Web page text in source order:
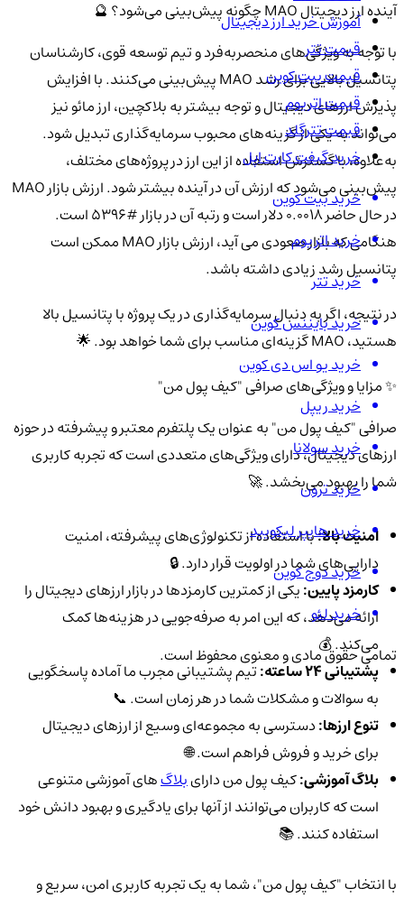
آینده ارز دیجیتال MAO چگونه پیش‌بینی می‌شود؟ 🔮
با توجه به ویژگی‌های منحصربه‌فرد و تیم توسعه قوی، کارشناسان
پتانسیل بالایی برای رشد MAO پیش‌بینی می‌کنند. با افزایش
پذیرش ارزهای دیجیتال و توجه بیشتر به بلاکچین، ارز مائو نیز
می‌تواند به یکی از گزینه‌های محبوب سرمایه‌گذاری تبدیل شود.
به‌علاوه، با گسترش استفاده از این ارز در پروژه‌های مختلف،
پیش‌بینی می‌شود که ارزش آن در آینده بیشتر شود. ارزش بازار MAO
در حال حاضر 0.0018 دلار است و رتبه آن در بازار #5396 است.
هنگامی که بازار صعودی می آید، ارزش بازار MAO ممکن است
پتانسیل رشد زیادی داشته باشد.
در نتیجه، اگر به دنبال سرمایه‌گذاری در یک پروژه با پتانسیل بالا
هستید، MAO گزینه‌ای مناسب برای شما خواهد بود. 🌟
✨ مزایا و ویژگی‌های صرافی "کیف پول من"
صرافی "کیف پول من" به عنوان یک پلتفرم معتبر و پیشرفته در حوزه
ارزهای دیجیتال، دارای ویژگی‌های متعددی است که تجربه کاربری
شما را بهبود می‌بخشد. 🚀
امنیت بالا:با استفاده از تکنولوژی‌های پیشرفته، امنیت
دارایی‌های شما در اولویت قرار دارد. 🔒
کارمزد پایین:یکی از کمترین کارمزدها در بازار ارزهای دیجیتال را
ارائه می‌دهد، که این امر به صرفه‌جویی در هزینه‌ها کمک
می‌کند. 💰
پشتیبانی 24 ساعته:
تیم پشتیبانی مجرب ما آماده پاسخگویی
به سوالات و مشکلات شما در هر زمان است. 📞
تنوع ارزها:دسترسی به مجموعه‌ای وسیع از ارزهای دیجیتال
برای خرید و فروش فراهم است. 🌐
بلاگ آموزشی:کیف پول من دارایبلاگ‌های آموزشی متنوعی
است که کاربران می‌توانند از آنها برای یادگیری و بهبود دانش خود
استفاده کنند. 📚
با انتخاب "کیف پول من"، شما به یک تجربه کاربری امن، سریع و
آموزش خرید ارز دیجیتال
قیمت تتر
قیمت بیت کوین
قیمت اتریوم
قیمت تترگلد
خرید گیفت کارت اپل
خرید بیت کوین
خرید اتریوم
خرید تتر
خرید بایننس کوین
خرید یو اس دی کوین
خرید ریپل
خرید سولانا
خرید ترون
خرید هایپر لیکویید
خرید دوج کوین
خرید لئو
تمامی حقوق مادی و معنوی محفوظ است.